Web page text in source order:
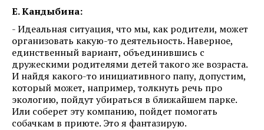
Е. Кандыбина:
- Идеальная ситуация, что мы, как родители, может
организовать какую-то деятельность. Наверное,
единственный вариант, объединившись с
дружескими родителями детей такого же возраста.
И найдя какого-то инициативного папу, допустим,
который может, например, толкнуть речь про
экологию, пойдут убираться в ближайшем парке.
Или соберет эту компанию, пойдет помогать
собачкам в приюте. Это я фантазирую.